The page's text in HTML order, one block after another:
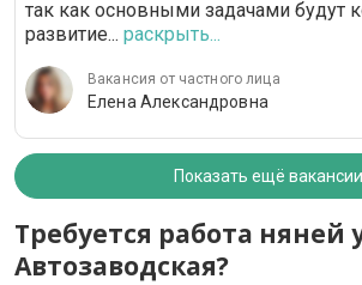
так как основными задачами будут
развитие... раскрыть...
Вакансия от частного лица
Елена Александровна
Показать ещё вакансии
Требуется работа няней
Автозаводская?